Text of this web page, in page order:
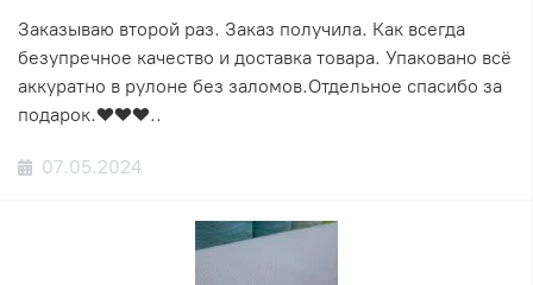
Заказываю второй раз. Заказ получила. Как всегда
безупречное качество и доставка товара. Упаковано всё
аккуратно в рулоне без заломов.Отдельное спасибо за
подарок.❤️❤️❤️..
07.05.2024